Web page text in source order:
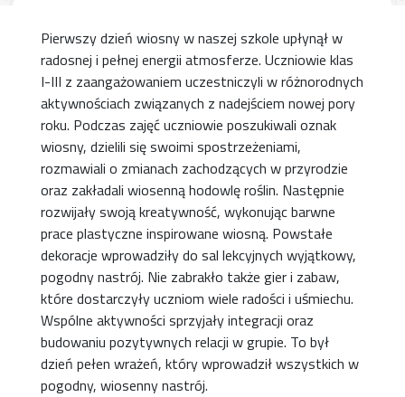
Pierwszy dzień wiosny w naszej szkole upłynął w
radosnej i pełnej energii atmosferze. Uczniowie klas
I-III z zaangażowaniem uczestniczyli w różnorodnych
aktywnościach związanych z nadejściem nowej pory
roku. Podczas zajęć uczniowie poszukiwali oznak
wiosny, dzielili się swoimi spostrzeżeniami,
rozmawiali o zmianach zachodzących w przyrodzie
oraz zakładali wiosenną hodowlę roślin. Następnie
rozwijały swoją kreatywność, wykonując barwne
prace plastyczne inspirowane wiosną. Powstałe
dekoracje wprowadziły do sal lekcyjnych wyjątkowy,
pogodny nastrój. Nie zabrakło także gier i zabaw,
które dostarczyły uczniom wiele radości i uśmiechu.
Wspólne aktywności sprzyjały integracji oraz
budowaniu pozytywnych relacji w grupie. To był
dzień pełen wrażeń, który wprowadził wszystkich w
pogodny, wiosenny nastrój.